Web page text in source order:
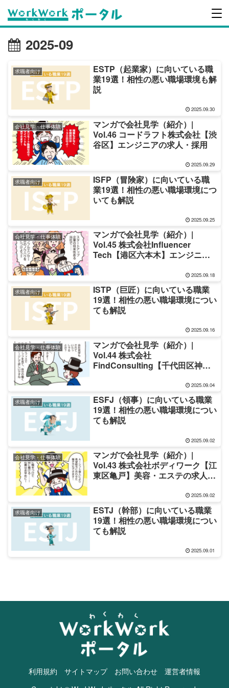
2025-09
求職者向け
ESTP（起業家）に向いている職
業19選！相性の悪い職場環境も解
説
2025.09.30
会社見学・仕事体験
マンガで会社見学（紹介）|
Vol.46 コードラフト株式会社【渋
谷区】エンジニアの求人・採用
2025.09.29
求職者向け
ISFP（冒険家）に向いている職
業19選！相性の悪い職場環境につ
いても解説
2025.09.25
会社見学・仕事体験
マンガで会社見学（紹介）|
Vol.45 株式会社Influencer
Tech【港区六本木】エンジニア
2025.09.18
求職者向け
ISTP（巨匠）に向いている職業
19選！相性の悪い職場環境につい
ても解説
2025.09.16
会社見学・仕事体験
マンガで会社見学（紹介）|
Vol.44 株式会社
FindConsulting【千代田区神
2025.09.04
求職者向け
ESFJ（領事）に向いている職業
19選！相性の悪い職場環境につい
ても解説
2025.09.02
会社見学・仕事体験
マンガで会社見学（紹介）|
Vol.43 株式会社ボディワーク【江
東区亀戸】美容・エステの求人・
2025.09.02
求職者向け
ESTJ（幹部）に向いている職業
19選！相性の悪い職場環境につい
ても解説
2025.09.01
利用規約 サイトマップ お問い合わせ
運営者情報